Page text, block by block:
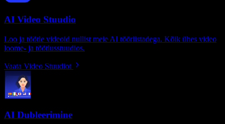
AI Video Stuudio
Loo ja töötle videoid nullist meie AI tööriistadega. Kõik ühes video
loome- ja töötlusstuudios.
Vaata Video Stuudiot
AI Dubleerimine